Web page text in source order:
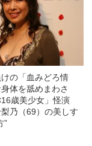
の「血みどろ情
体を舐めまわさ
歳美少女」怪演
乃（69）の美しす
”